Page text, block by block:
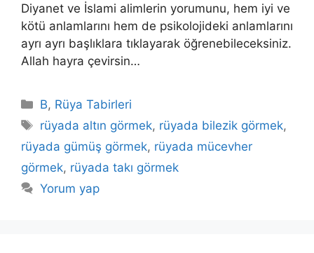
Diyanet ve İslami alimlerin yorumunu, hem iyi ve
kötü anlamlarını hem de psikolojideki anlamlarını
ayrı ayrı başlıklara tıklayarak öğrenebileceksiniz.
Allah hayra çevirsin…
Kategoriler
B, Rüya Tabirleri
Etiketler
rüyada altın görmek, rüyada bilezik görmek,
rüyada gümüş görmek, rüyada mücevher
görmek, rüyada takı görmek
Yorum yap